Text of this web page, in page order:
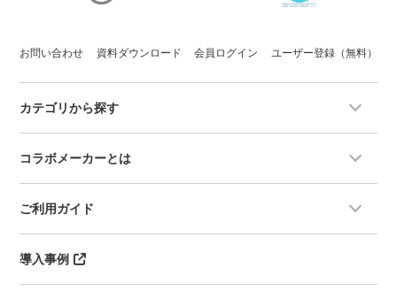
お問い合わせ 資料ダウンロード 会員ログイン ユーザー登録（無料）
カテゴリから探す
コラボメーカーとは
ご利用ガイド
導入事例